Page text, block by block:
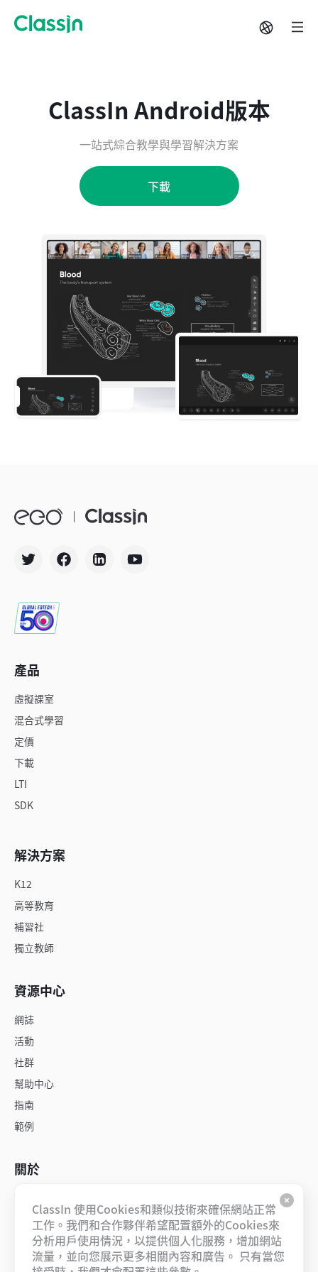
ClassIn 使用Cookies和類似技術來確保網站正常
工作。我們和合作夥伴希望配置額外的Cookies來
分析用戶使用情況，以提供個人化服務，增加網站
流量，並向您展示更多相關內容和廣告。 只有當您
ClassIn Android版本
一站式綜合教學與學習解決方案
下載
產品
虛擬課室
混合式學習
定價
下載
LTI
SDK
解決方案
K12
高等教育
補習社
獨立教師
資源中心
網誌
活動
社群
幫助中心
指南
範例
關於
工作機會
聯絡我們
合作夥伴